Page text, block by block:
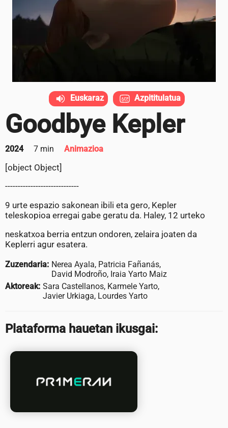
Goodbye Kepler
2024 7 min Animazioa
[object Object]
-----------------------------
9 urte espazio sakonean ibili eta gero, Kepler
teleskopioa erregai gabe geratu da. Haley, 12 urteko
neskatxoa berria entzun ondoren, zelaira joaten da
Keplerri agur esatera.
Zuzendaria: Nerea Ayala, Patricia Fañanás,
David Modroño, Iraia Yarto Maiz
Aktoreak: Sara Castellanos, Karmele Yarto,
Javier Urkiaga, Lourdes Yarto
Plataforma hauetan ikusgai:
Euskaraz Azpititulatua